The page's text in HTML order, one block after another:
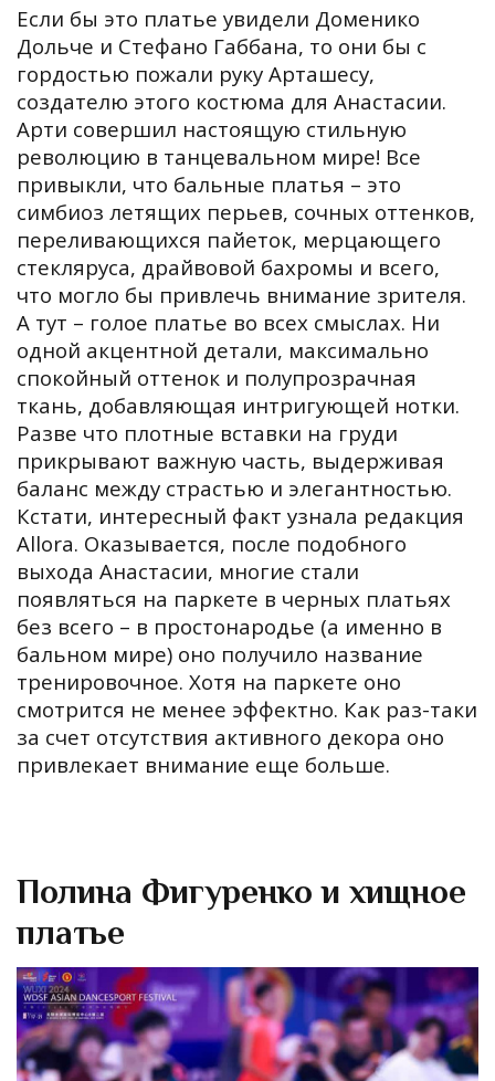
Если бы это платье увидели Доменико
Дольче и Стефано Габбана, то они бы с
гордостью пожали руку Арташесу,
создателю этого костюма для Анастасии.
Арти совершил настоящую стильную
революцию в танцевальном мире! Все
привыкли, что бальные платья – это
симбиоз летящих перьев, сочных оттенков,
переливающихся пайеток, мерцающего
стекляруса, драйвовой бахромы и всего,
что могло бы привлечь внимание зрителя.
А тут – голое платье во всех смыслах. Ни
одной акцентной детали, максимально
спокойный оттенок и полупрозрачная
ткань, добавляющая интригующей нотки.
Разве что плотные вставки на груди
прикрывают важную часть, выдерживая
баланс между страстью и элегантностью.
Кстати, интересный факт узнала редакция
Allora. Оказывается, после подобного
выхода Анастасии, многие стали
появляться на паркете в черных платьях
без всего – в простонародье (а именно в
бальном мире) оно получило название
тренировочное. Хотя на паркете оно
смотрится не менее эффектно. Как раз-таки
за счет отсутствия активного декора оно
привлекает внимание еще больше.
Полина Фигуренко и хищное
платье